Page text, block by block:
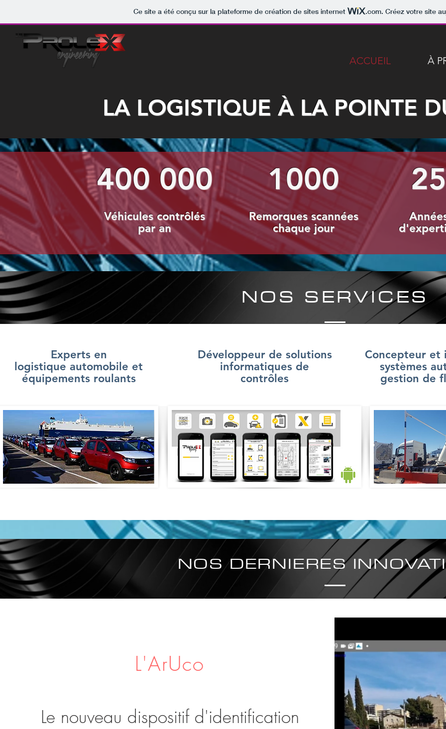
Ce site a été conçu sur la plateforme de création de sites internet .com. Créez votre site
ACCUEIL À
LA LOGISTIQUE À LA POINTE
400 000
Véhicules contrôlés
par an
1000
Remorques scannées
chaque jour
25
NOS SERVICES
Experts en
logistique automobile et
équipements roulants
Développeur de solutions
informatiques de
contrôles
Concepteur et
systèmes
gestion de
NOS DERNIERES
L'ArUco
Le nouveau dispositif d'identification